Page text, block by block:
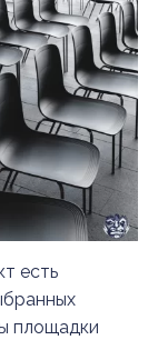
есть
площадки